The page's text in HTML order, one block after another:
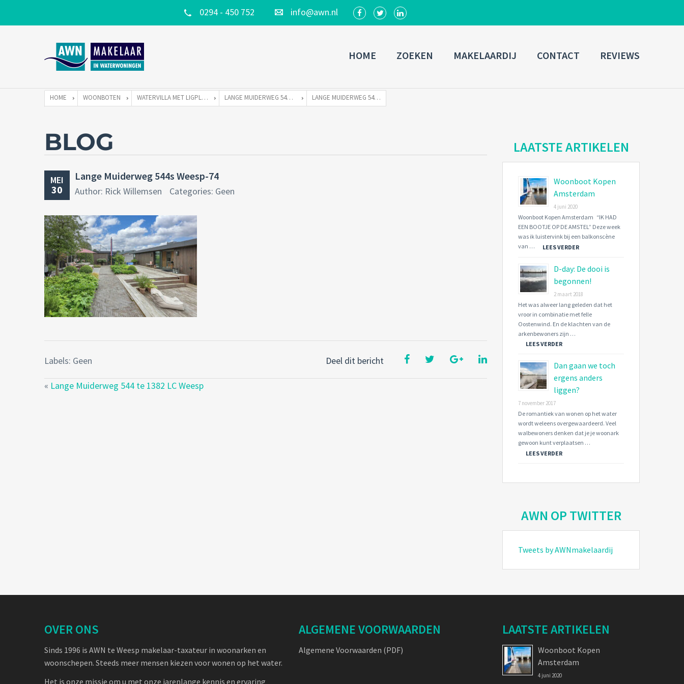
0294 - 450 752 info@awn.nl
Username
Connect with:
Forgot
password? SIGN IN
Remember me
HOME ZOEKEN MAKELAARDIJ CONTACT REVIEWS
HOME WOONBOTEN WATERVILLA MET LIGPLAATS LANGE MUIDERWEG 544 TE 1382 LC WEESP LANGE MUIDERWEG 544S WEESP-74
BLOG
MEI
30
Lange Muiderweg 544s Weesp-74
Author: Rick Willemsen Categories: Geen
Deel dit bericht
Labels: Geen
« Lange Muiderweg 544 te 1382 LC Weesp
LAATSTE ARTIKELEN
Woonboot Kopen
Amsterdam
4 juni 2020
Woonboot Kopen Amsterdam “IK HAD
EEN BOOTJE OP DE AMSTEL” Deze week
was ik luistervink bij een balkonscène
van …
LEES VERDER
D-day: De dooi is
begonnen!
2 maart 2018
Het was alweer lang geleden dat het
vroor in combinatie met felle
Oostenwind. En de klachten van de
arkenbewoners zijn …
LEES VERDER
Dan gaan we toch
ergens anders
liggen?
7 november 2017
De romantiek van wonen op het water
wordt weleens overgewaardeerd. Veel
walbewoners denken dat je je woonark
gewoon kunt verplaatsen …
LEES VERDER
AWN OP TWITTER
Tweets by AWNmakelaardij
OVER ONS
Sinds 1996 is AWN te Weesp makelaar-taxateur in woonarken en
woonschepen. Steeds meer mensen kiezen voor wonen op het water.
Het is onze missie om u met onze jarenlange kennis en ervaring
ALGEMENE VOORWAARDEN
Algemene Voorwaarden (PDF)
LAATSTE ARTIKELEN
Woonboot Kopen
Amsterdam
4 juni 2020